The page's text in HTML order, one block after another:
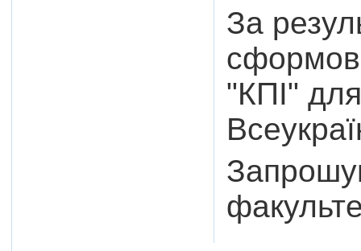
За
"КПІ"